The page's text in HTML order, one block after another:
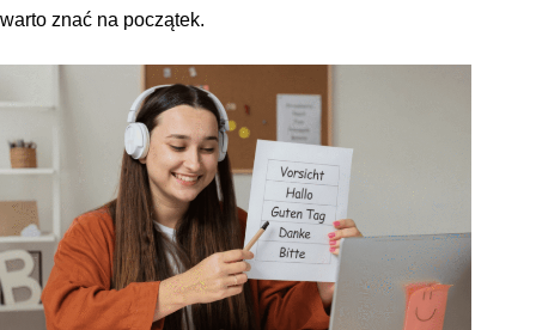
warto znać na początek.